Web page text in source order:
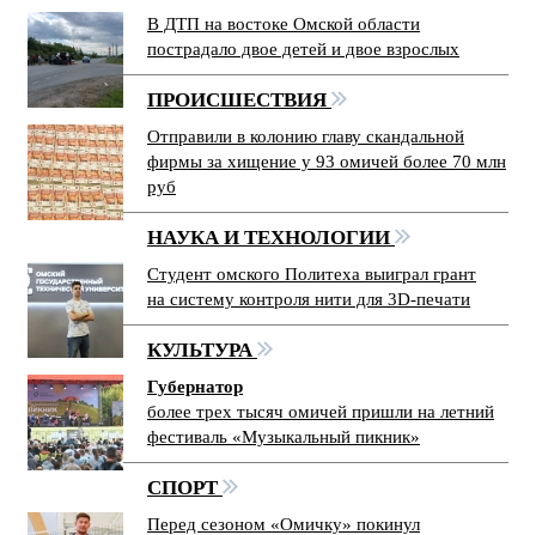
В ДТП на востоке Омской области
пострадало двое детей и двое взрослых
ПРОИСШЕСТВИЯ
Отправили в колонию главу скандальной
фирмы за хищение у 93 омичей более 70 млн
руб
НАУКА И ТЕХНОЛОГИИ
Студент омского Политеха выиграл грант
на систему контроля нити для 3D-печати
КУЛЬТУРА
Губернатор
более трех тысяч омичей пришли на летний
фестиваль «Музыкальный пикник»
СПОРТ
Перед сезоном «Омичку» покинул